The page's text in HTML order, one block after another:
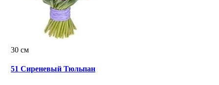
30 см
51 Сиреневый Тюльпан